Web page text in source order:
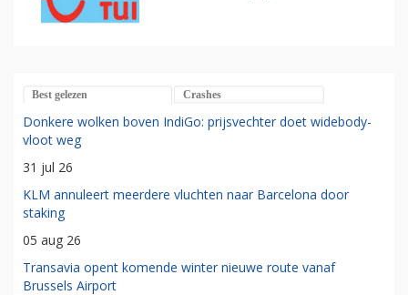
Best gelezen Crashes
Donkere wolken boven IndiGo: prijsvechter doet widebody-
vloot weg
31 jul 26
KLM annuleert meerdere vluchten naar Barcelona door
staking
05 aug 26
Transavia opent komende winter nieuwe route vanaf
Brussels Airport